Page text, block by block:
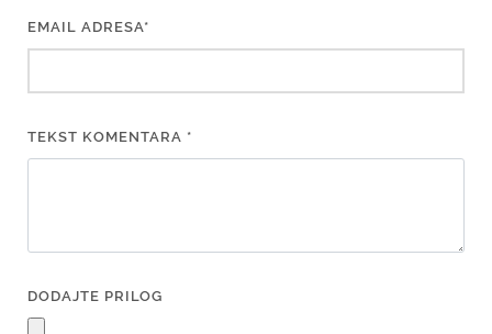
EMAIL ADRESA*
TEKST KOMENTARA *
DODAJTE PRILOG